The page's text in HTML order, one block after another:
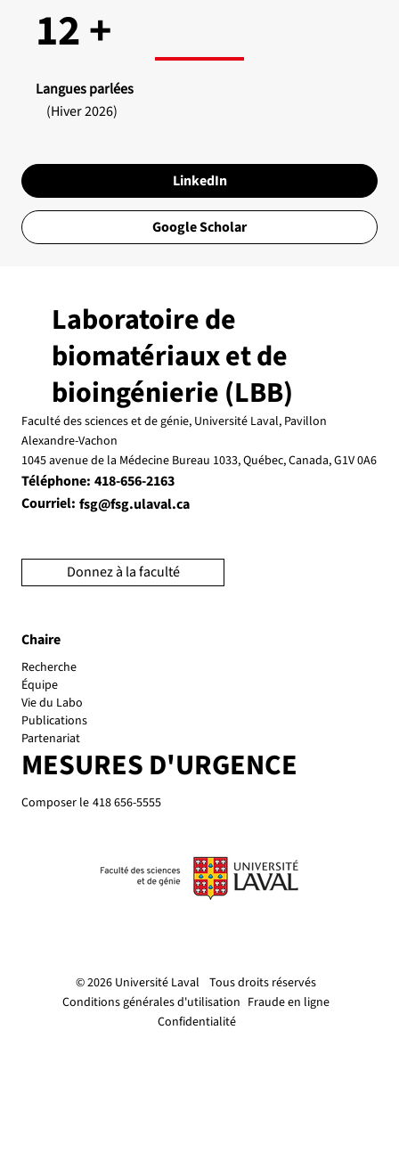
12 +
Langues parlées
(Hiver 2026)
LinkedIn
Google Scholar
© 2026 Université Laval Tous droits réservés
Conditions générales d'utilisation Fraude en ligne
Confidentialité
Chaire
Recherche
Équipe
Vie du Labo
Publications
Partenariat
MESURES D'URGENCE
Composer le 418 656-5555
Laboratoire de
biomatériaux et de
bioingénierie (LBB)
Faculté des sciences et de génie, Université Laval, Pavillon
Alexandre-Vachon
1045 avenue de la Médecine Bureau 1033, Québec, Canada, G1V 0A6
Téléphone: 418-656-2163
Courriel: fsg@fsg.ulaval.ca
Donnez à la faculté